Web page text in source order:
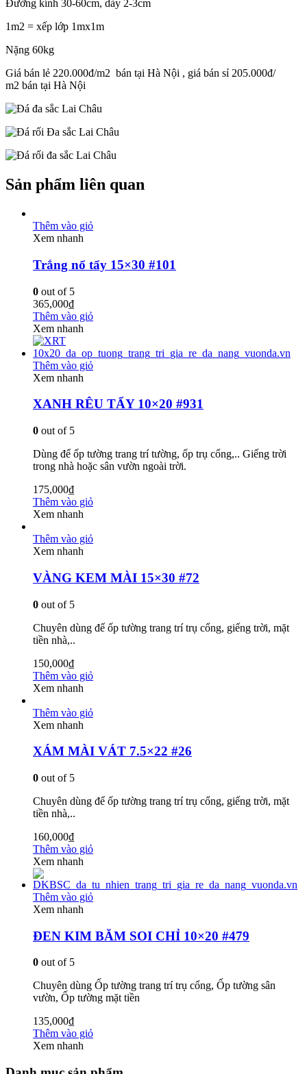
Đường kính 30-60cm, dày 2-3cm
1m2 = xếp lớp 1mx1m
Nặng 60kg
Giá bán lẻ 220.000đ/m2 bán tại Hà Nội , giá bán sỉ 205.000đ/
m2 bán tại Hà Nội
Sản phẩm liên quan
Thêm vào giỏ
Xem nhanh
Trắng nổ tẩy 15×30 #101
0 out of 5
365,000₫
Thêm vào giỏ
Xem nhanh
Thêm vào giỏ
Xem nhanh
XANH RÊU TẨY 10×20 #931
0 out of 5
Dùng để ốp tường trang trí tường, ốp trụ cổng,.. Giếng trời
trong nhà hoặc sân vườn ngoài trời.
175,000₫
Thêm vào giỏ
Xem nhanh
Thêm vào giỏ
Xem nhanh
VÀNG KEM MÀI 15×30 #72
0 out of 5
Chuyên dùng để ốp tường trang trí trụ cổng, giếng trời, mặt
tiền nhà,..
150,000₫
Thêm vào giỏ
Xem nhanh
Thêm vào giỏ
Xem nhanh
XÁM MÀI VÁT 7.5×22 #26
0 out of 5
Chuyên dùng để ốp tường trang trí trụ cổng, giếng trời, mặt
tiền nhà,..
160,000₫
Thêm vào giỏ
Xem nhanh
Thêm vào giỏ
Xem nhanh
ĐEN KIM BĂM SOI CHỈ 10×20 #479
0 out of 5
Chuyên dùng Ốp tường trang trí trụ cổng, Ốp tường sân
vườn, Ốp tường mặt tiền
135,000₫
Thêm vào giỏ
Xem nhanh